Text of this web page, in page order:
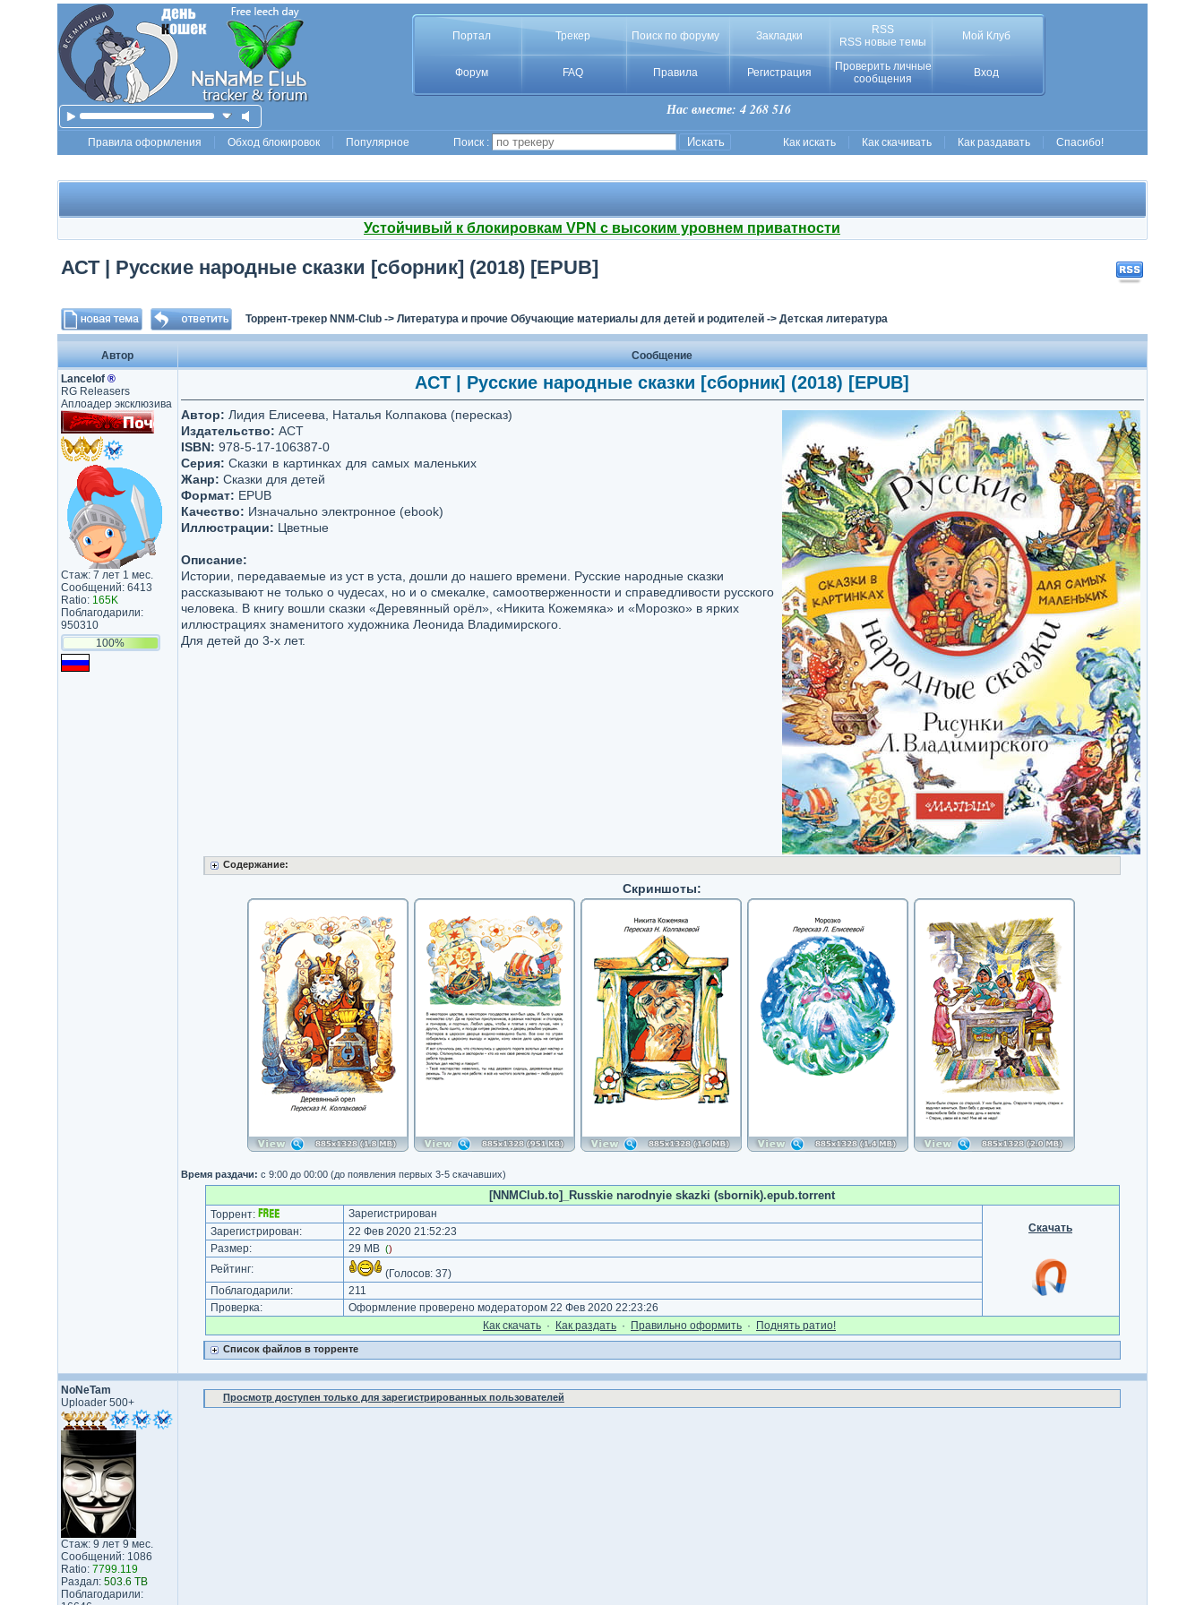
Портал Трекер Поиск по форуму Закладки
RSS
RSS новые темы
Мой Клуб
Форум FAQ Правила Регистрация
Проверить личные
сообщения
Вход
Нас вместе: 4 268 516
Правила оформления Обход блокировок Популярное Поиск : Как искать Как скачивать Как раздавать Спасибо!
Устойчивый к блокировкам VPN с высоким уровнем приватности
АСТ | Русские народные сказки [сборник] (2018) [EPUB]
Торрент-трекер NNM-Club-> Литература и прочие Обучающие материалы для детей и родителей-> Детская литература
Автор
Сообщение
Lancelof ®
RG Releasers
Аплоадер эксклюзива
Стаж: 7 лет 1 мес.
Сообщений: 6413
Ratio: 165K
Поблагодарили:
950310
100%
АСТ | Русские народные сказки [сборник] (2018) [EPUB]
Автор: Лидия Елисеева, Наталья Колпакова (пересказ)
Издательство: АСТ
ISBN: 978-5-17-106387-0
Серия: Сказки в картинках для самых маленьких
Жанр: Сказки для детей
Формат: EPUB
Качество: Изначально электронное (ebook)
Иллюстрации: Цветные
Описание:
Истории, передаваемые из уст в уста, дошли до нашего времени. Русские народные сказки
рассказывают не только о чудесах, но и о смекалке, самоотверженности и справедливости русского
человека. В книгу вошли сказки «Деревянный орёл», «Никита Кожемяка» и «Морозко» в ярких
иллюстрациях знаменитого художника Леонида Владимирского.
Для детей до 3-х лет.
Содержание:
Скриншоты:
Время раздачи: с 9:00 до 00:00 (до появления первых 3-5 скачавших)
[NNMClub.to]_Russkie narodnyie skazki (sbornik).epub.torrent
Торрент:
Зарегистрирован
Скачать
Зарегистрирован:
22 Фев 2020 21:52:23
Размер:
29 MB ()
Рейтинг: (Голосов: 37)
Поблагодарили:
211
Проверка:
Оформление проверено модератором 22 Фев 2020 22:23:26
Как cкачать · Как раздать · Правильно оформить · Поднять ратио!
Список файлов в торренте
NoNeTam
Uploader 500+
Стаж: 9 лет 9 мес.
Сообщений: 1086
Ratio: 7799.119
Раздал: 503.6 TB
Поблагодарили:
Просмотр доступен только для зарегистрированных пользователей